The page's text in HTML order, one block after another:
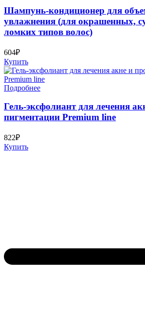
Шампунь-кондиционер для
увлажнения (для окрашенных,
ломких типов волос)
604₽
Купить
Подробнее
Гель-эксфолиант для лечения
пигментации Premium line
822₽
Купить